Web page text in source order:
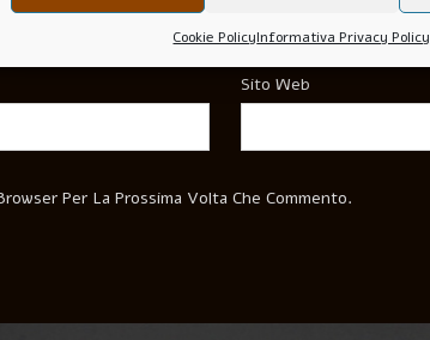
Cookie PolicyInformativa Privacy Policy
Sito Web
Per La Prossima Volta Che Commento.